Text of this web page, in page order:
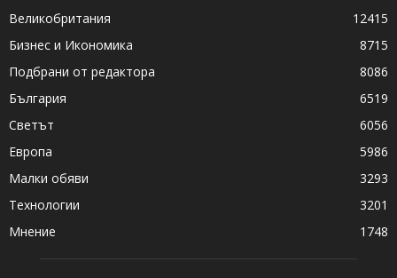
Великобритания
12415
Бизнес и Икономика
8715
Подбрани от редактора
8086
България
6519
Светът
6056
Европа
5986
Малки обяви
3293
Технологии
3201
Мнение
1748